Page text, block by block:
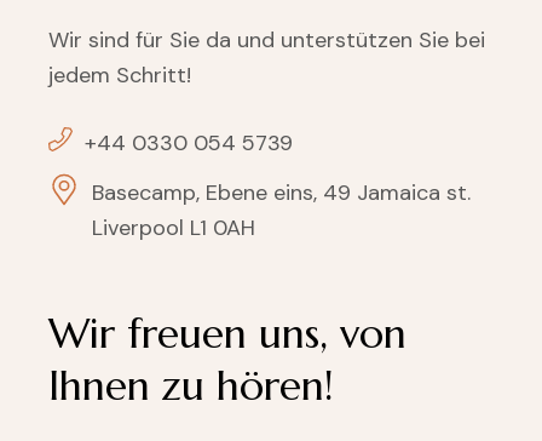
Wir sind für Sie da und unterstützen Sie bei
jedem Schritt!
+44 0330 054 5739
Basecamp, Ebene eins, 49 Jamaica st.
Liverpool L1 0AH
Wir freuen uns, von
Ihnen zu hören!